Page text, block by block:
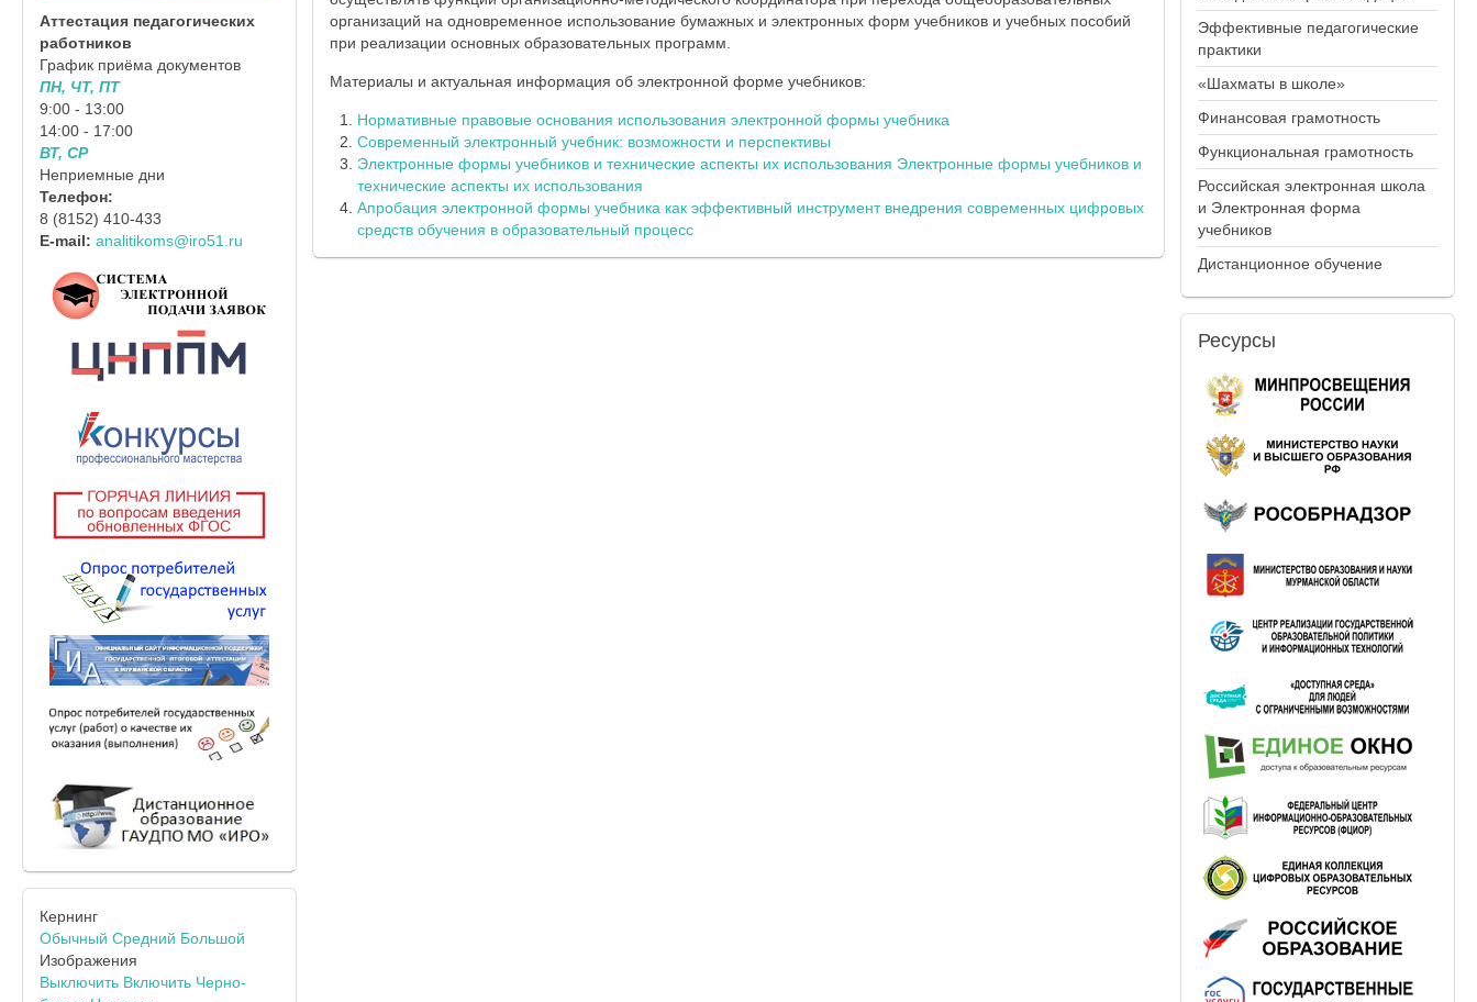
организаций на одновременное использование бумажных и электронных форм учебников и учебных пособий
при реализации основных образовательных программ.
Материалы и актуальная информация об электронной форме учебников:
Нормативные правовые основания использования электронной формы учебника
Современный электронный учебник: возможности и перспективы
Электронные формы учебников и технические аспекты их использования Электронные формы учебников и
технические аспекты их использования
Апробация электронной формы учебника как эффективный инструмент внедрения современных цифровых
средств обучения в образовательный процесс
Аттестация педагогических
работников
График приёма документов
ПН, ЧТ, ПТ
9:00 - 13:00
14:00 - 17:00
ВТ, СР
Неприемные дни
Телефон:
8 (8152) 410-433
E-mail: analitikoms@iro51.ru
Кернинг
Обычный Средний Большой
Изображения
Выключить Включить Черно-
Эффективные педагогические
практики
«Шахматы в школе»
Финансовая грамотность
Функциональная грамотность
Российская электронная школа
и Электронная форма
учебников
Дистанционное обучение
Ресурсы